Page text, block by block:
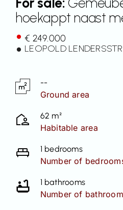
hoekappt naast
€ 249.000
LEOPOLD
--
Ground area
62 m²
Habitable area
1 bedrooms
Number of
1 bathrooms
Number of